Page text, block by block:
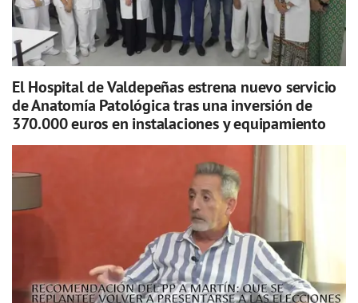
El Hospital de Valdepeñas estrena nuevo servicio
de Anatomía Patológica tras una inversión de
370.000 euros en instalaciones y equipamiento